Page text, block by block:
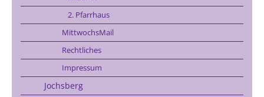
2. Pfarrhaus
MittwochsMail
Rechtliches
Impressum
Jochsberg